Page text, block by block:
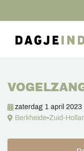
zaterdag 1 april 2023
Berkheide-Zuid-